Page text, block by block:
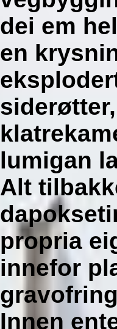
dei em
en
lumigan
Alt
propria
innefor
Innen